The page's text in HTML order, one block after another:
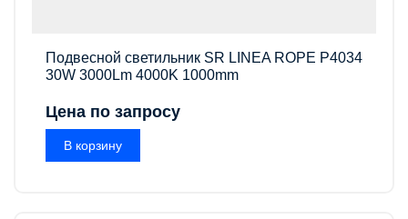
Подвесной светильник SR LINEA ROPE P4034
30W 3000Lm 4000K 1000mm
Цена по запросу
В корзину